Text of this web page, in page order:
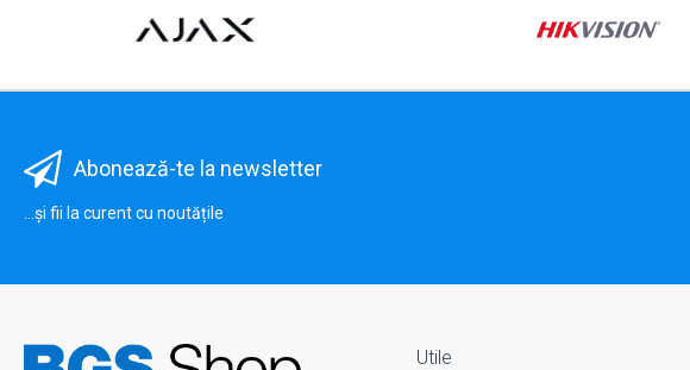
Abonează-te la newsletter
...și fii la curent cu noutățile
Utile